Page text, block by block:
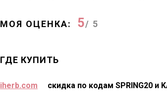
МОЯ ОЦЕНКА: 5/ 5
ГДЕ КУПИТЬ
iherb.com скидка по кодам SPRING20 и